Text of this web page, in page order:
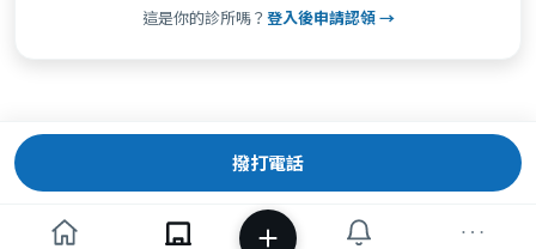
這是你的診所嗎？ 登入後申請認領 →
撥打電話